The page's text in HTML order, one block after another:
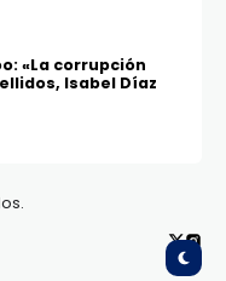
«La corrupción
Isabel Díaz